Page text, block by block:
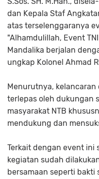
dan Kepala Staf
atas terselenggaranya
"Alhamdulillah, Event
Mandalika berjalan
ungkap Kolonel Ahmad
Menurutnya,
terlepas oleh dukungan
masyarakat NTB
mendukung dan
Terkait dengan event ini
kegiatan sudah
bersamaan seperti bakti